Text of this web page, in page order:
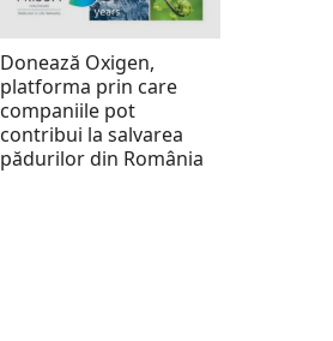
Donează Oxigen,
platforma prin care
companiile pot
contribui la salvarea
pădurilor din România